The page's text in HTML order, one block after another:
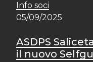
Info soci
05/09/2025
ASDPS
il nuovo